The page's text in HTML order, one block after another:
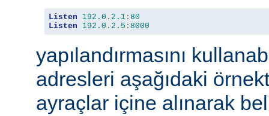
Listen 192.0 . 2.1 : 80
Listen
192.0 . 2.5 : 8000
yapılandırmasını
adresleri aşağıdaki
ayraçlar içine alınarak